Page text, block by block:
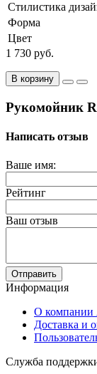
Стилистика
Форма
Цвет
1 730 руб.
В корзину
Рукомойник
Написать отзыв
Ваше имя:
Рейтинг
Ваш отзыв
Отправить
Информация
О компании
Доставка и
Служба